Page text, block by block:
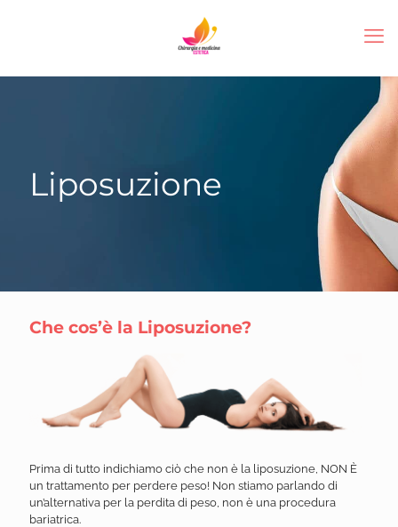
Liposuzione
Che cos’è la Liposuzione?
Prima di tutto indichiamo ciò che non è la liposuzione, NON È
un trattamento per perdere peso! Non stiamo parlando di
un’alternativa per la perdita di peso, non è una procedura
bariatrica.